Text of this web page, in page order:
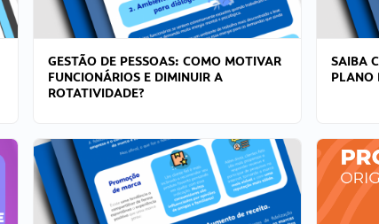
GESTÃO DE PESSOAS: COMO MOTIVAR
FUNCIONÁRIOS E DIMINUIR A
ROTATIVIDADE?
SAIBA
PLANO